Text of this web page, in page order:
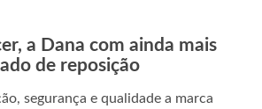
a Dana com ainda mais
de reposição
segurança e qualidade a marca